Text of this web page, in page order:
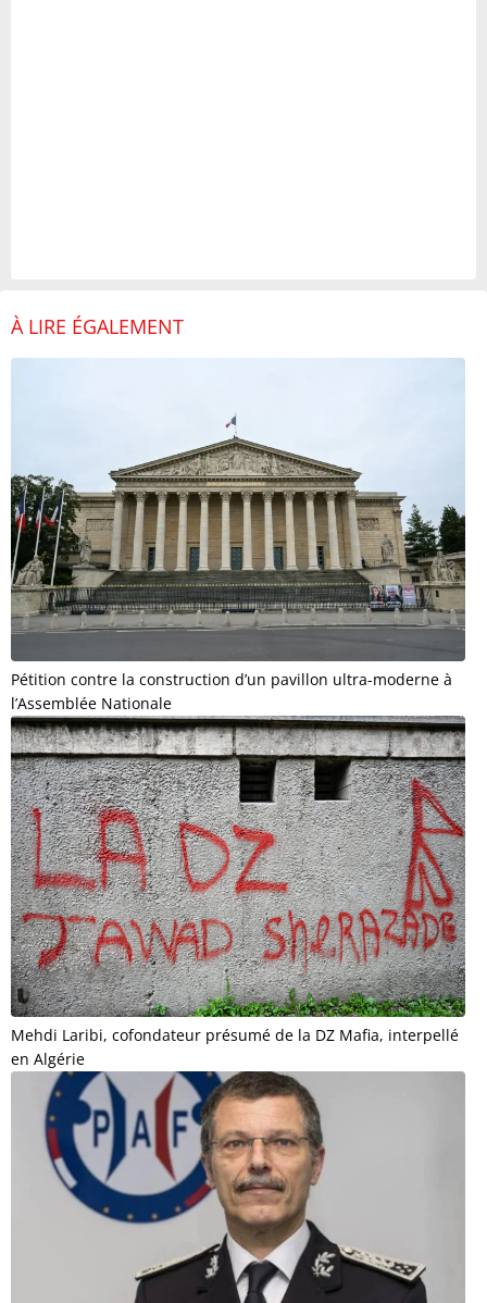
À LIRE ÉGALEMENT
Pétition contre la construction d’un pavillon ultra-moderne à
l’Assemblée Nationale
Mehdi Laribi, cofondateur présumé de la DZ Mafia, interpellé
en Algérie